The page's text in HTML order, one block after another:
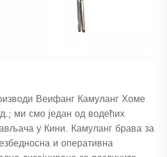
Веифанг Камуланг Хоме
ми смо један од водећих
у Кини. Камуланг брава за
и оперативна